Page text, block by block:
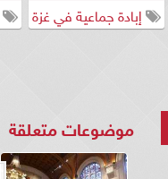
إبادة جماعية في غزة
موضوعات متعلقة